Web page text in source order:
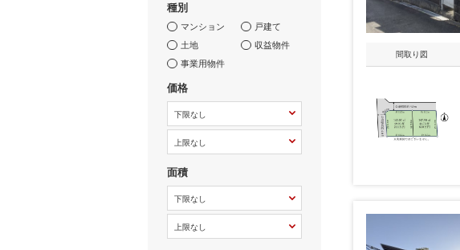
種別
マンション
戸建て
土地
収益物件
事業用物件
価格
面積
間取り図